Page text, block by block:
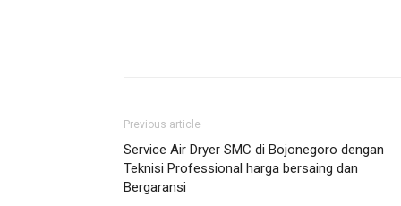
Previous article
Service Air Dryer SMC di Bojonegoro dengan
Teknisi Professional harga bersaing dan
Bergaransi